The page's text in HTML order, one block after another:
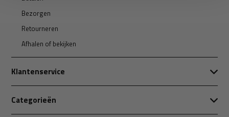
Bezorgen
Retourneren
Afhalen of bekijken
Klantenservice
Categorieën